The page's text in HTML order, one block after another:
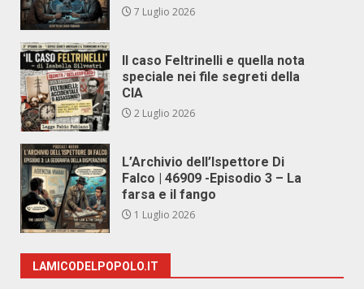
7 Luglio 2026
Il caso Feltrinelli e quella nota
speciale nei file segreti della
CIA
2 Luglio 2026
L’Archivio dell’Ispettore Di
Falco | 46909 -Episodio 3 – La
farsa e il fango
1 Luglio 2026
LAMICODELPOPOLO.IT